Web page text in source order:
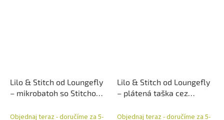
Lilo & Stitch od Loungefly
– mikrobatoh so Stitchom,
Objednaj teraz - doručíme za 5-
Lilo & Stitch od Loungefly
– plátená taška cez
Objednaj teraz - doručíme za 5-